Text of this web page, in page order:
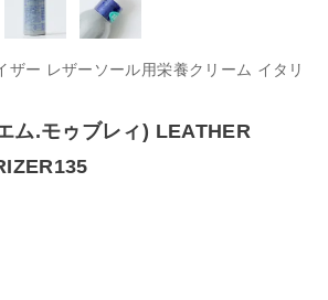
ザー レザーソール用栄養クリーム イタリ
ム.モゥブレィ) LEATHER